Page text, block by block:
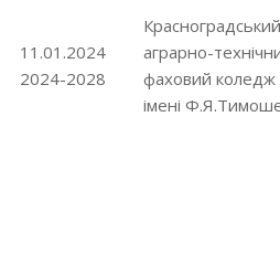
11.01.2024
2024-2028
Красноградський
аграрно-
фаховий коледж
імені